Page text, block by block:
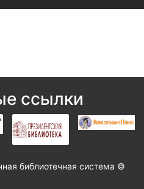
ссылки
библиотечная система ©